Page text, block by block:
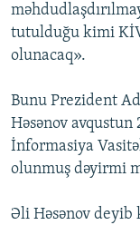
BIZIMLƏ ƏLAQƏ
XƏBƏR
tutulduğu kimi
olunacaq».
Bunu Prezident
Həsənov
İnformasiya
olunmuş dəyirmi
Əli Həsənov deyib